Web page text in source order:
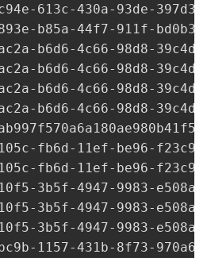
613c-430a-93de-
b85a-44f7-911f-
b6d6-4c66-98d8-
b6d6-4c66-98d8-
b6d6-4c66-98d8-
b6d6-4c66-98d8-
fb6d-11ef-be96-
fb6d-11ef-be96-
3b5f-4947-9983-
3b5f-4947-9983-
3b5f-4947-9983-
1157-431b-8f73-